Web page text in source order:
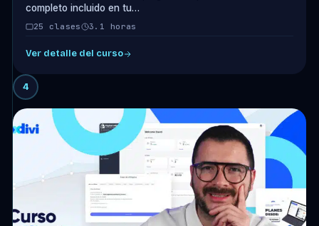
completo incluido en tu…
25 clases 3.1 horas
Ver detalle del curso
4